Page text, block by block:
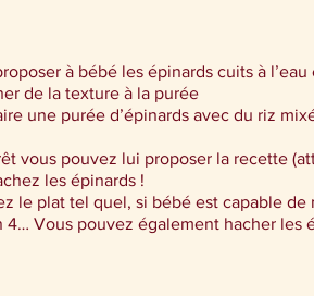
à bébé les épinards cuits à
de la texture à la purée
une purée d’épinards avec du riz
vous pouvez lui proposer la recette
les épinards !
le plat tel quel, si bébé est capable
Vous pouvez également hacher les